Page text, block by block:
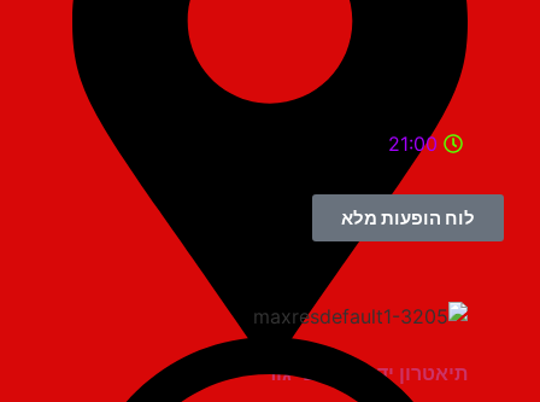
תיאטרון יד למגינים יגור
21:00
לוח הופעות מלא